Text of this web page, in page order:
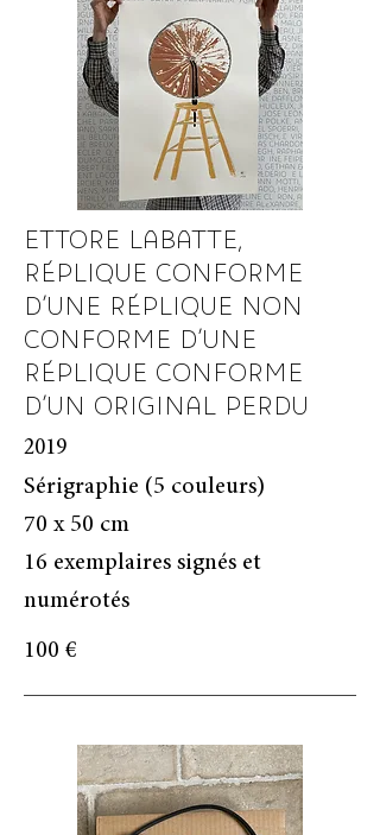
ETTORE LABATTE,
RÉPLIQUE CONFORME
D’UNE RÉPLIQUE NON
CONFORME D’UNE
RÉPLIQUE CONFORME
D’UN ORIGINAL PERDU
2019
Sérigraphie (5 couleurs)
70 x 50 cm
16 exemplaires signés et
numérotés
100 €